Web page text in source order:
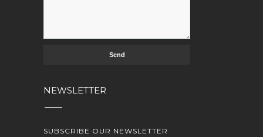
NEWSLETTER
SUBSCRIBE OUR NEWSLETTER